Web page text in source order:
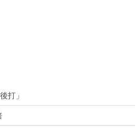
打」